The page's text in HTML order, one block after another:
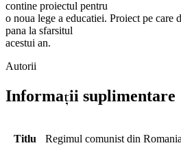
contine proiectul pentru
o noua lege a educatiei. Proiect pe
pana la sfarsitul
acestui an.
Autorii
Informații suplimentare
Titlu Regimul comunist din